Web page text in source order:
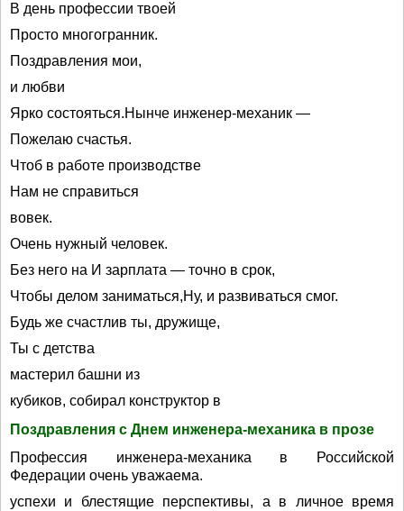
В день профессии твоей
Просто многогранник.
Поздравления мои,
и любви
Ярко состояться.Нынче инженер-механик —
Пожелаю счастья.
Чтоб в работе производстве
Нам не справиться
вовек.
Очень нужный человек.
Без него на И зарплата — точно в срок,
Чтобы делом заниматься,Ну, и развиваться смог.
Будь же счастлив ты, дружище,
Ты с детства
мастерил башни из
кубиков, собирал конструктор в
Поздравления с Днем инженера-механика в прозе
Профессия инженера-механика в Российской
Федерации очень уважаема.
успехи и блестящие перспективы, а в личное время